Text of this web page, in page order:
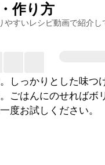
作り方
やすいレシピ動画で紹介し
しっかりとした味つ
ごはんにのせればボ
度お試しください。